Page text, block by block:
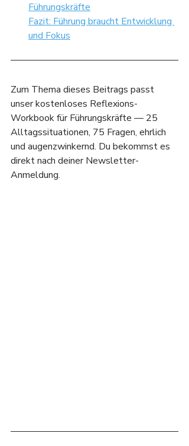
Führungskräfte
Fazit: Führung braucht Entwicklung
und Fokus
Zum Thema dieses Beitrags passt
unser kostenloses Reflexions-
Workbook für Führungskräfte — 25
Alltagssituationen, 75 Fragen, ehrlich
und augenzwinkernd. Du bekommst es
direkt nach deiner Newsletter-
Anmeldung.